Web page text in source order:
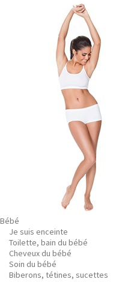
Bébé
Je suis enceinte
Toilette, bain du bébé
Cheveux du bébé
Soin du bébé
Biberons, tétines, sucettes